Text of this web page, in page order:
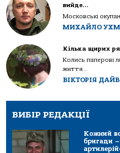
вийде…
Московські
МИХАЙЛО
Кілька щирих
Колись паперові
життя...
ВІКТОРІЯ
ВИБІР РЕДАКЦІЇ
Кожний
бригади